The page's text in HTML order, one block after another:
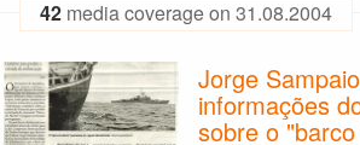
42 media coverage on 31.08.2004
Jorge
informações
sobre o